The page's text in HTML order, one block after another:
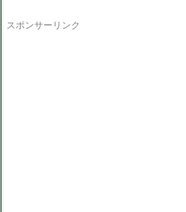
スポンサーリンク